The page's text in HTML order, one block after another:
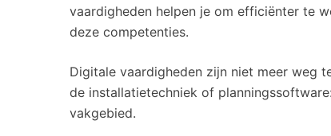
vaardigheden helpen je om efficiënter te
deze competenties.
Digitale vaardigheden zijn niet meer weg
de installatietechniek of planningssoftware:
vakgebied.